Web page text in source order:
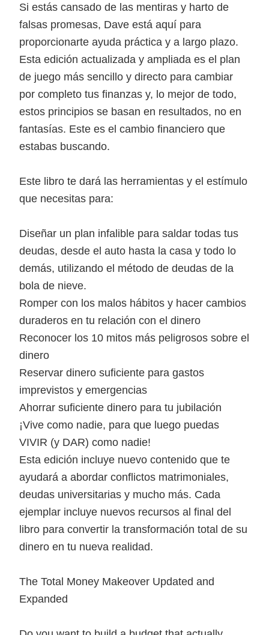
Si estás cansado de las mentiras y harto de
falsas promesas, Dave está aquí para
proporcionarte ayuda práctica y a largo plazo.
Esta edición actualizada y ampliada es el plan
de juego más sencillo y directo para cambiar
por completo tus finanzas y, lo mejor de todo,
estos principios se basan en resultados, no en
fantasías. Este es el cambio financiero que
estabas buscando.
Este libro te dará las herramientas y el estímulo
que necesitas para:
Diseñar un plan infalible para saldar todas tus
deudas, desde el auto hasta la casa y todo lo
demás, utilizando el método de deudas de la
bola de nieve.
Romper con los malos hábitos y hacer cambios
duraderos en tu relación con el dinero
Reconocer los 10 mitos más peligrosos sobre el
dinero
Reservar dinero suficiente para gastos
imprevistos y emergencias
Ahorrar suficiente dinero para tu jubilación
¡Vive como nadie, para que luego puedas
VIVIR (y DAR) como nadie!
Esta edición incluye nuevo contenido que te
ayudará a abordar conflictos matrimoniales,
deudas universitarias y mucho más. Cada
ejemplar incluye nuevos recursos al final del
libro para convertir la transformación total de su
dinero en tu nueva realidad.
The Total Money Makeover Updated and
Expanded